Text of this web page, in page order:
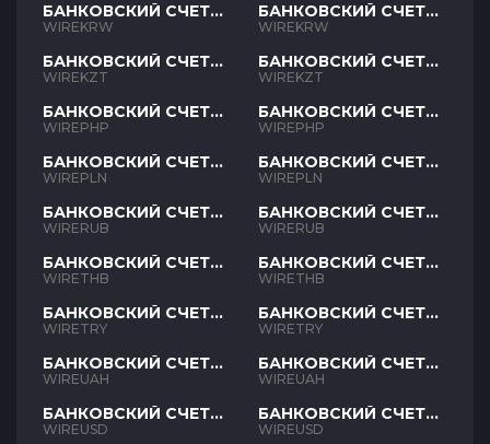
БАНКОВСКИЙ СЧЕТ
KRW
WIREKRW
БАНКОВСКИЙ СЧЕТ
KZT
WIREKZT
БАНКОВСКИЙ СЧЕТ
PHP
WIREPHP
БАНКОВСКИЙ СЧЕТ
PLN
WIREPLN
БАНКОВСКИЙ СЧЕТ
RUB
WIRERUB
БАНКОВСКИЙ СЧЕТ
THB
WIRETHB
БАНКОВСКИЙ СЧЕТ
TRY
WIRETRY
БАНКОВСКИЙ СЧЕТ
UAH
WIREUAH
БАНКОВСКИЙ СЧЕТ
USD
WIREUSD
БАНКОВСКИЙ СЧЕТ
KRW
WIREKRW
БАНКОВСКИЙ СЧЕТ
KZT
WIREKZT
БАНКОВСКИЙ СЧЕТ
PHP
WIREPHP
БАНКОВСКИЙ СЧЕТ
PLN
WIREPLN
БАНКОВСКИЙ СЧЕТ
RUB
WIRERUB
БАНКОВСКИЙ СЧЕТ
THB
WIRETHB
БАНКОВСКИЙ СЧЕТ
TRY
WIRETRY
БАНКОВСКИЙ СЧЕТ
UAH
WIREUAH
БАНКОВСКИЙ СЧЕТ
USD
WIREUSD